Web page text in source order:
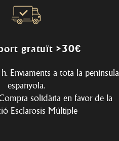
gratuït >30€
Enviaments a tota la península
espanyola.
solidària en favor de la
Esclarosis Múltiple